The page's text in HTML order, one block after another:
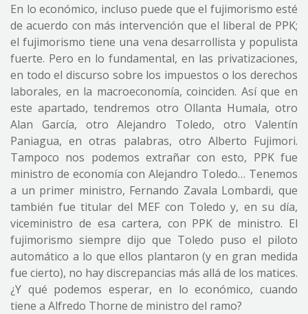
En lo económico, incluso puede que el fujimorismo esté
de acuerdo con más intervención que el liberal de PPK;
el fujimorismo tiene una vena desarrollista y populista
fuerte. Pero en lo fundamental, en las privatizaciones,
en todo el discurso sobre los impuestos o los derechos
laborales, en la macroeconomía, coinciden. Así que en
este apartado, tendremos otro Ollanta Humala, otro
Alan García, otro Alejandro Toledo, otro Valentín
Paniagua, en otras palabras, otro Alberto Fujimori.
Tampoco nos podemos extrañar con esto, PPK fue
ministro de economía con Alejandro Toledo… Tenemos
a un primer ministro, Fernando Zavala Lombardi, que
también fue titular del MEF con Toledo y, en su día,
viceministro de esa cartera, con PPK de ministro. El
fujimorismo siempre dijo que Toledo puso el piloto
automático a lo que ellos plantaron (y en gran medida
fue cierto), no hay discrepancias más allá de los matices.
¿Y qué podemos esperar, en lo económico, cuando
tiene a Alfredo Thorne de ministro del ramo?